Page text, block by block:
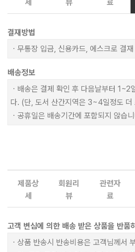
세
뷰
료
결재방법
ㆍ무통장 입금, 신용카드, 에스크로 결재
배송정보
ㆍ배송은 결제 확인 후 다음날부터 1~2
다. (단, 도서 산간지역은 3~4일정도 더
ㆍ공휴일은 배송기간에 포함되지 않습
제품상
세
회원리
뷰
관련자
료
고객 변심에 의한 배송 받은 상품을 반품
ㆍ상품 반송시 반송비용은 고객님께서